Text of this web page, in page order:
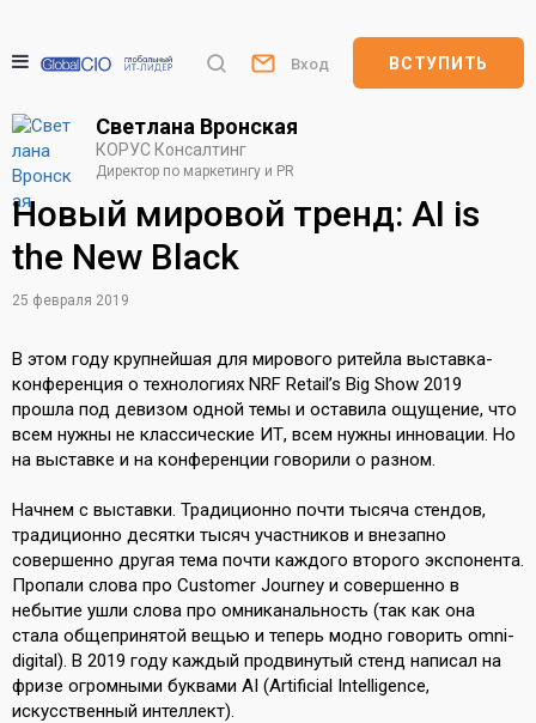
Вход ВСТУПИТЬ
Светлана Вронская
КОРУС Консалтинг
Директор по маркетингу и PR
Новый мировой тренд: AI is
the New Black
25 февраля 2019
В этом году крупнейшая для мирового ритейла выставка-
конференция о технологиях NRF Retail’s Big Show 2019
прошла под девизом одной темы и оставила ощущение, что
всем нужны не классические ИТ, всем нужны инновации. Но
на выставке и на конференции говорили о разном.
Начнем с выставки. Традиционно почти тысяча стендов,
традиционно десятки тысяч участников и внезапно
совершенно другая тема почти каждого второго экспонента.
Пропали слова про Customer Journey и совершенно в
небытие ушли слова про омниканальность (так как она
стала общепринятой вещью и теперь модно говорить omni-
digital). В 2019 году каждый продвинутый стенд написал на
фризе огромными буквами AI (Artificial Intelligence,
искусственный интеллект).